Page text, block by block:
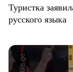
Туристка
русского языка